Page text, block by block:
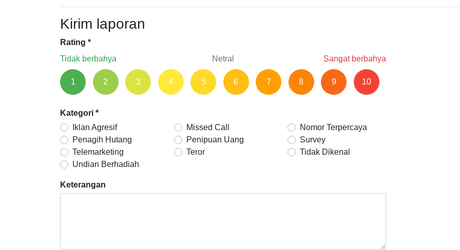
Kirim laporan
Rating *
Tidak berbahya
Netral Sangat berbahya
1 2 3 4 5 6 7 8 9 10
Kategori *
Iklan Agresif
Missed Call
Nomor Terpercaya
Penagih Hutang
Penipuan Uang
Survey
Telemarketing
Teror
Tidak Dikenal
Undian Berhadiah
Keterangan